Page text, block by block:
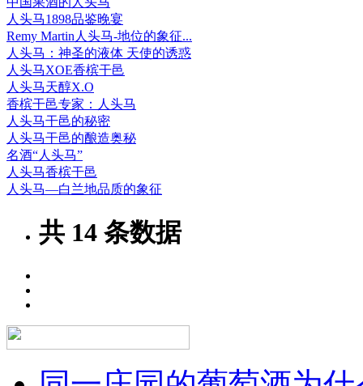
人头马1898品鉴晚宴
Remy Martin人头马-地位的象征...
人头马：神圣的液体 天使的诱惑
人头马XOE香槟干邑
人头马天醇X.O
香槟干邑专家：人头马
人头马干邑的秘密
人头马干邑的酿造奥秘
名酒“人头马”
人头马香槟干邑
人头马—白兰地品质的象征
共 14 条数据